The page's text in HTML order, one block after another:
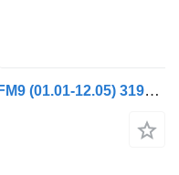
Стабилизираща щанга Volvo FM9 (01.01-12.05) 3197576 за влекач Volvo FM7-FM12, FM, FMX (1998-2014)